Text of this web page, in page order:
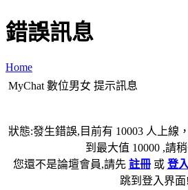
錯誤訊息
Home
MyChat 數位男女 提示訊息
狀態:發生錯誤,目前有 10003 人上線
到最大值 10000 ,請
您還不是論壇會員,請先 註冊或 登入
跳到登入界面!